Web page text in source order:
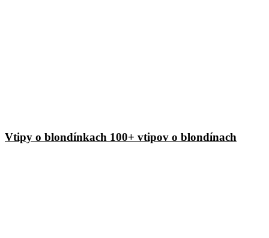
Vtipy o blondínkach 100+ vtipov o blondínach